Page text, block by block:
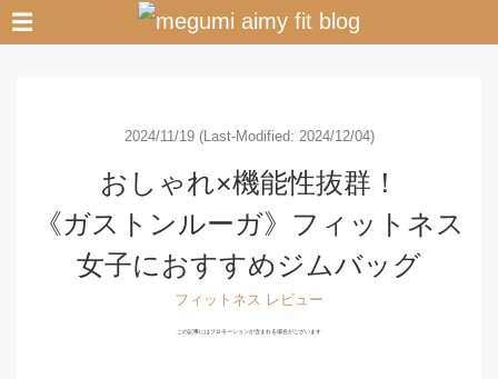
☰
2024/11/19 (Last-Modified: 2024/12/04)
おしゃれ×機能性抜群！
《ガストンルーガ》フィットネス
女子におすすめジムバッグ
フィットネス レビュー
この記事にはプロモーションが含まれる場合がございます